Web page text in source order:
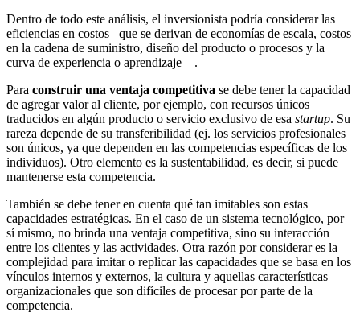
Dentro de todo este análisis, el inversionista podría considerar las
eficiencias en costos –que se derivan de economías de escala, costos
en la cadena de suministro, diseño del producto o procesos y la
curva de experiencia o aprendizaje—.
Para construir una ventaja competitiva se debe tener la capacidad
de agregar valor al cliente, por ejemplo, con recursos únicos
traducidos en algún producto o servicio exclusivo de esa startup. Su
rareza depende de su transferibilidad (ej. los servicios profesionales
son únicos, ya que dependen en las competencias específicas de los
individuos). Otro elemento es la sustentabilidad, es decir, si puede
mantenerse esta competencia.
También se debe tener en cuenta qué tan imitables son estas
capacidades estratégicas. En el caso de un sistema tecnológico, por
sí mismo, no brinda una ventaja competitiva, sino su interacción
entre los clientes y las actividades. Otra razón por considerar es la
complejidad para imitar o replicar las capacidades que se basa en los
vínculos internos y externos, la cultura y aquellas características
organizacionales que son difíciles de procesar por parte de la
competencia.